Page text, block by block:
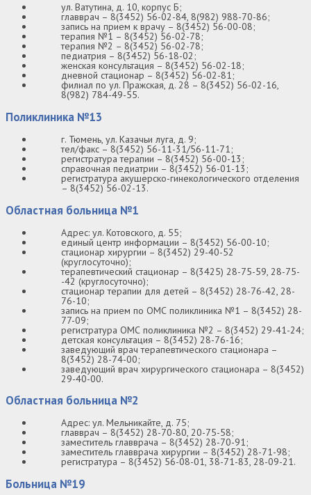
ул. Ватутина, д. 10, корпус Б;
главврач – 8(3452) 56-02-84, 8(982) 988-70-86;
запись на прием к врачу – 8(3452) 56-00-08;
терапия №1 – 8(3452) 56-02-78;
терапия №2 – 8(3452) 56-02-78;
педиатрия – 8(3452) 56-18-02;
женская консультация – 8(3452) 56-02-18;
дневной стационар – 8(3452) 56-02-81;
филиал по ул. Пражская, д. 28 – 8(3452) 56-02-16,
8(982) 784-49-55.
Поликлиника №13
г. Тюмень, ул. Казачьи луга, д. 9;
тел/факс – 8(3452) 56-11-31/56-11-71;
регистратура терапии – 8(3452) 56-00-13;
справочная педиатрии – 8(3452) 56-01-13;
регистратура акушерско-гинекологического отделения
– 8(3452) 56-02-13.
Областная больница №1
Адрес: ул. Котовского, д. 55;
единый центр информации – 8(3452) 56-00-10;
стационар хирургии – 8(3452) 29-40-52
(круглосуточно);
терапевтический стационар – 8(3425) 28-75-59, 28-75-
-42 (круглосуточно);
стационар терапии для детей – 8(3452) 28-76-42, 28-
76-10;
запись на прием по ОМС поликлиника №1 – 8(3452) 28-
77-09;
регистратура ОМС поликлиника №2 – 8(3452) 29-41-24;
детская консультация – 8(3452) 28-76-16;
заведующий врач терапевтического стационара –
8(3452) 28-74-00;
заведующий врач хирургического стационара – 8(3452)
29-40-00.
Областная больница №2
Адрес: ул. Мельникайте, д. 75;
главврач – 8(3452) 28-70-80, 20-75-58;
заместитель главврача – 8(3452) 28-70-91;
заместитель главврача хирургии – 8(3452) 28-71-98;
регистратура – 8(3452) 56-08-01, 38-71-83, 28-09-21.
Больница №19